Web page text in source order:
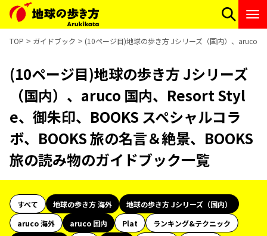
TOP ガイドブック (10ページ目)地球の歩き方 Jシリーズ（国内）、aruco
(10ページ目)地球の歩き方 Jシリーズ
（国内）、aruco 国内、Resort Styl
e、御朱印、BOOKS スペシャルコラ
ボ、BOOKS 旅の名言＆絶景、BOOKS
旅の読み物のガイドブック一覧
すべて 地球の歩き方 海外
地球の歩き方 Jシリーズ（国内）
aruco 海外
aruco 国内 Plat
ランキング&テクニック